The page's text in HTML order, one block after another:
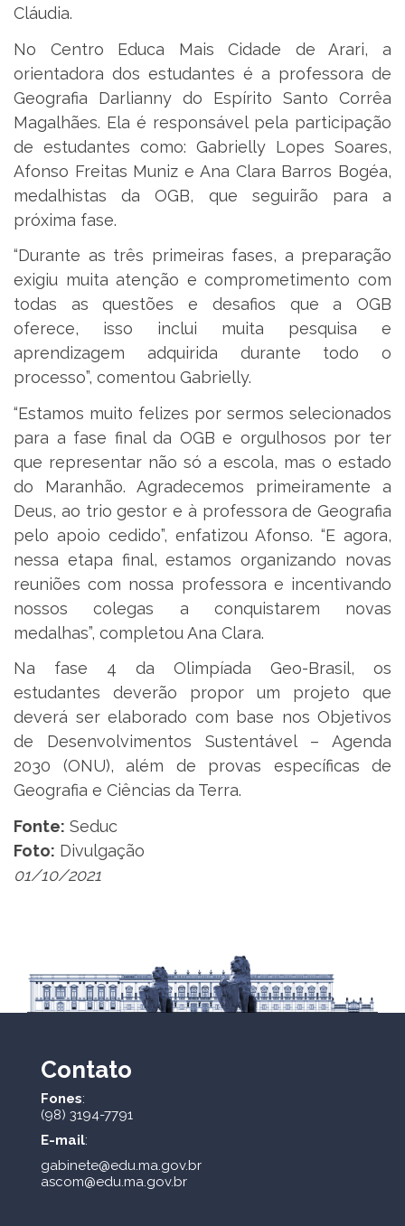
Cláudia.
No Centro Educa Mais Cidade de Arari, a
orientadora dos estudantes é a professora de
Geografia Darlianny do Espírito Santo Corrêa
Magalhães. Ela é responsável pela participação
de estudantes como: Gabrielly Lopes Soares,
Afonso Freitas Muniz e Ana Clara Barros Bogéa,
medalhistas da OGB, que seguirão para a
próxima fase.
“Durante as três primeiras fases, a preparação
exigiu muita atenção e comprometimento com
todas as questões e desafios que a OGB
oferece, isso inclui muita pesquisa e
aprendizagem adquirida durante todo o
processo”, comentou Gabrielly.
“Estamos muito felizes por sermos selecionados
para a fase final da OGB e orgulhosos por ter
que representar não só a escola, mas o estado
do Maranhão. Agradecemos primeiramente a
Deus, ao trio gestor e à professora de Geografia
pelo apoio cedido”, enfatizou Afonso. “E agora,
nessa etapa final, estamos organizando novas
reuniões com nossa professora e incentivando
nossos colegas a conquistarem novas
medalhas”, completou Ana Clara.
Na fase 4 da Olimpíada Geo-Brasil, os
estudantes deverão propor um projeto que
deverá ser elaborado com base nos Objetivos
de Desenvolvimentos Sustentável – Agenda
2030 (ONU), além de provas específicas de
Geografia e Ciências da Terra.
Fonte: Seduc
Foto: Divulgação
01/10/2021
Contato
Fones:
(98) 3194-7791
E-mail:
gabinete@edu.ma.gov.br
ascom@edu.ma.gov.br